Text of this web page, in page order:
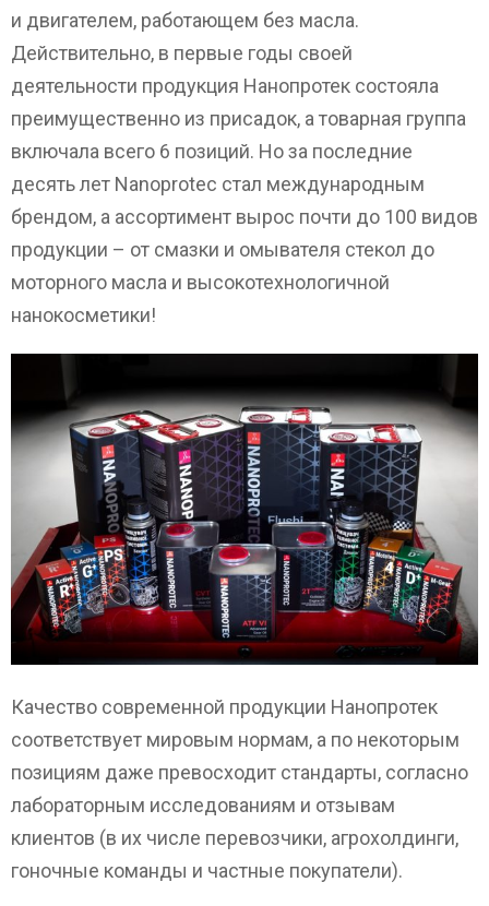
и двигателем, работающем без масла.
Действительно, в первые годы своей
деятельности продукция Нанопротек состояла
преимущественно из присадок, а товарная группа
включала всего 6 позиций. Но за последние
десять лет Nanoprotec стал международным
брендом, а ассортимент вырос почти до 100 видов
продукции – от смазки и омывателя стекол до
моторного масла и высокотехнологичной
нанокосметики!
Качество современной продукции Нанопротек
соответствует мировым нормам, а по некоторым
позициям даже превосходит стандарты, согласно
лабораторным исследованиям и отзывам
клиентов (в их числе перевозчики, агрохолдинги,
гоночные команды и частные покупатели).